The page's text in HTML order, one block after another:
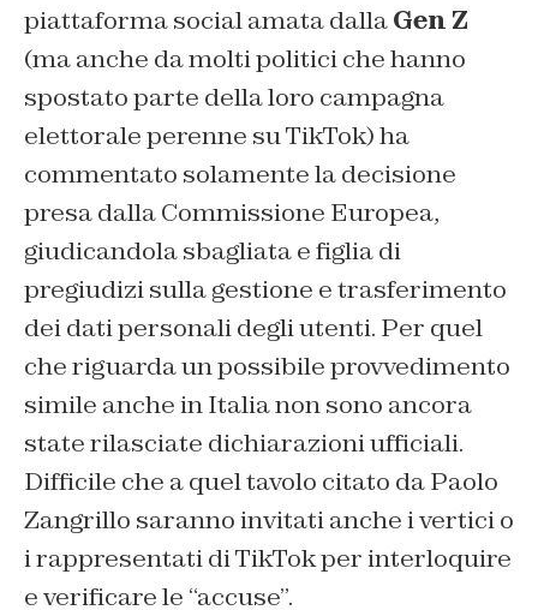
piattaforma social amata dallaGen Z
(ma anche da molti politici che hanno
spostato parte della loro campagna
elettorale perenne su TikTok) ha
commentato solamente la decisione
presa dalla Commissione Europea,
giudicandola sbagliata e figlia di
pregiudizi sulla gestione e trasferimento
dei dati personali degli utenti. Per quel
che riguarda un possibile provvedimento
simile anche in Italia non sono ancora
state rilasciate dichiarazioni ufficiali.
Difficile che a quel tavolo citato da Paolo
Zangrillo saranno invitati anche i vertici o
i rappresentati di TikTok per interloquire
e verificare le “accuse”.